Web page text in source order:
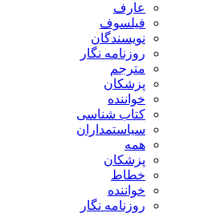
عارف
فیلسوف
نویسندگان
روزنامه نگار
مترجم
پزشکان
خواننده
کتاب شناسی
سیاستمداران
همه
پزشکان
خطاط
خواننده
روزنامه نگار